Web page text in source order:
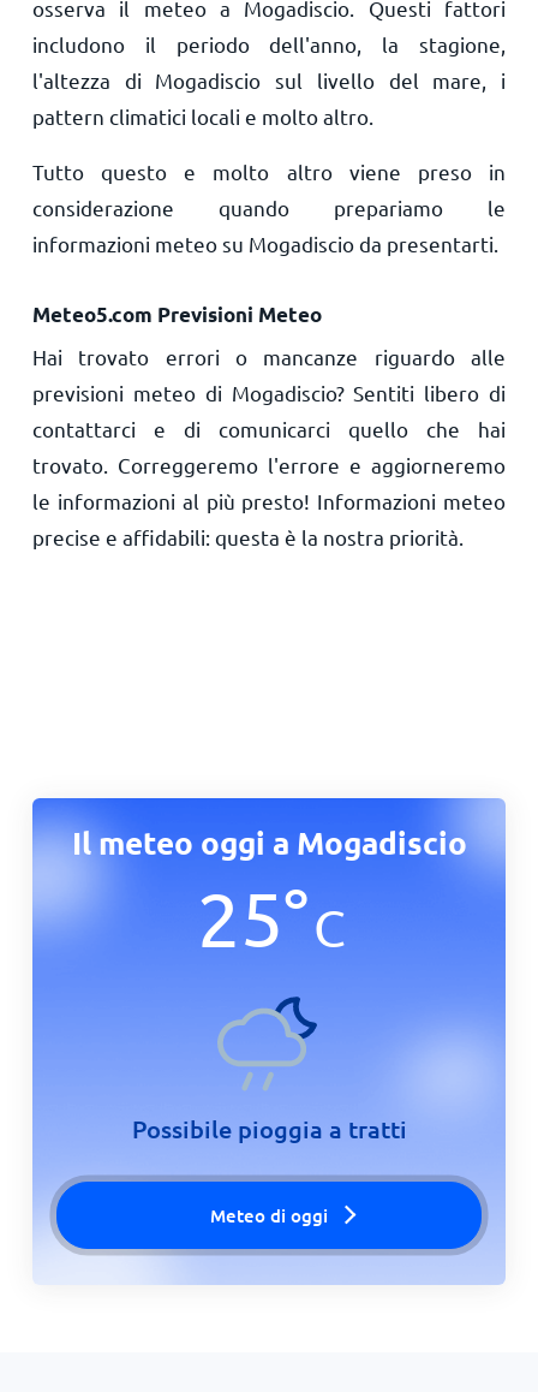
osserva il meteo a Mogadiscio. Questi fattori
includono il periodo dell'anno, la stagione,
l'altezza di Mogadiscio sul livello del mare, i
pattern climatici locali e molto altro.
Tutto questo e molto altro viene preso in
considerazione quando prepariamo le
informazioni meteo su Mogadiscio da presentarti.
Meteo5.com Previsioni Meteo
Hai trovato errori o mancanze riguardo alle
previsioni meteo di Mogadiscio? Sentiti libero di
contattarci e di comunicarci quello che hai
trovato. Correggeremo l'errore e aggiorneremo
le informazioni al più presto! Informazioni meteo
precise e affidabili: questa è la nostra priorità.
Il meteo oggi a Mogadiscio
25°C
Possibile pioggia a tratti
Meteo di oggi